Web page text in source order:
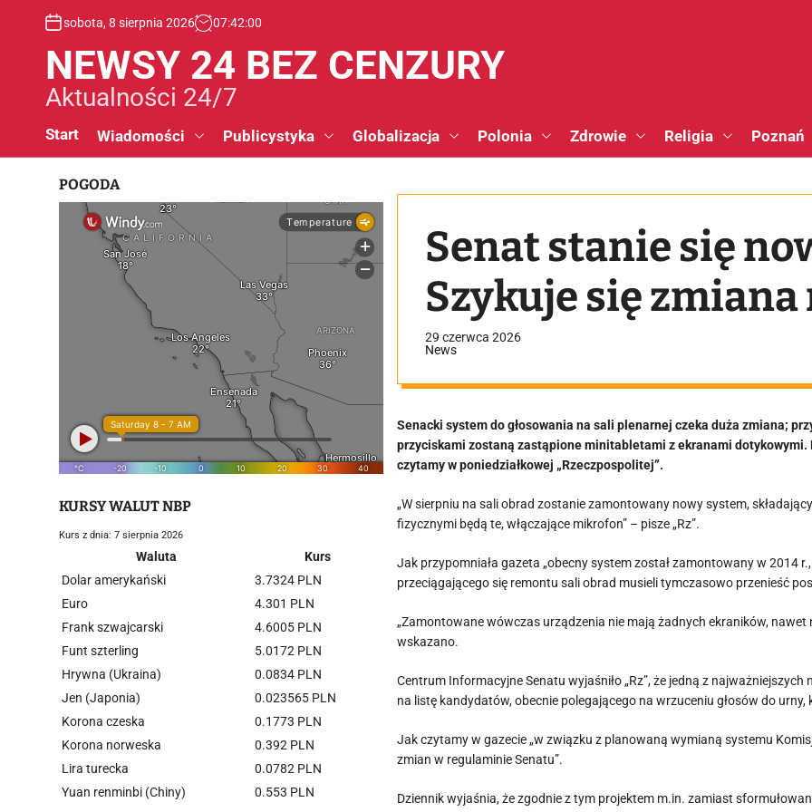
sobota, 8 sierpnia 2026 07:42:01
NEWSY 24 BEZ CENZURY
Aktualności 24/7
Start Wiadomości Publicystyka Globalizacja Polonia Zdrowie Religia Poznań
Senat stanie się
Szykuje się
29 czerwca 2026
News
Senacki system do głosowania na sali plenarnej czeka duża zmiana;
przyciskami zostaną zastąpione minitabletami z ekranami dotykowymi.
czytamy w poniedziałkowej „Rzeczpospolitej”.
„W sierpniu na sali obrad zostanie zamontowany nowy system,
fizycznymi będą te, włączające mikrofon” – pisze „Rz”.
Jak przypomniała gazeta „obecny system został zamontowany w 2014
przeciągającego się remontu sali obrad musieli tymczasowo przenieść
„Zamontowane wówczas urządzenia nie mają żadnych ekraników,
wskazano.
Centrum Informacyjne Senatu wyjaśniło „Rz”, że jedną z
na listę kandydatów, obecnie polegającego na wrzuceniu głosów do
Jak czytamy w gazecie „w związku z planowaną wymianą systemu
zmian w regulaminie Senatu”.
Dziennik wyjaśnia, że zgodnie z tym projektem m.in. zamiast
POGODA
KURSY WALUT NBP
Kurs z dnia: 7 sierpnia 2026
Waluta
Kurs
Dolar amerykański
3.7324 PLN
Euro
4.301 PLN
Frank szwajcarski
4.6005 PLN
Funt szterling
5.0172 PLN
Hrywna (Ukraina)
0.0834 PLN
Jen (Japonia)
0.023565 PLN
Korona czeska
0.1773 PLN
Korona norweska
0.392 PLN
Lira turecka
0.0782 PLN
Yuan renminbi (Chiny)
0.553 PLN